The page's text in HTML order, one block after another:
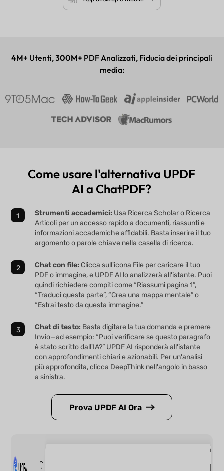
UPDF AI disponibile su
4M+ Utenti,300M+ PDF Analizzati, Fiducia dei principali
media:
Come usare l'alternativa UPDF
AI a ChatPDF?
Strumenti accademici: Usa Ricerca Scholar o Ricerca
Articoli per un accesso rapido a documenti, riassunti e
informazioni accademiche affidabili. Basta inserire il tuo
argomento o parole chiave nella casella di ricerca.
Chat con file: Clicca sull'icona File per caricare il tuo
PDF o immagine, e UPDF AI lo analizzerà all'istante. Puoi
quindi richiedere compiti come “Riassumi pagina 1”,
“Traduci questa parte”, “Crea una mappa mentale” o
“Estrai testo da questa immagine.”
Chat di testo: Basta digitare la tua domanda e premere
Invio—ad esempio: “Puoi verificare se questo paragrafo
è stato scritto dall'IA?” UPDF AI risponderà all'istante
con approfondimenti chiari e azionabili. Per un'analisi
più approfondita, clicca DeepThink nell'angolo in basso
a sinistra.
Prova UPDF AI Ora